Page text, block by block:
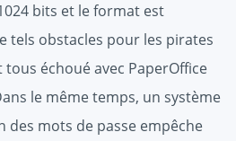
bits et le format est
tels obstacles pour les pirates
tous échoué avec PaperOffice
le même temps, un système
des mots de passe empêche